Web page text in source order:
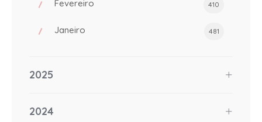
Fevereiro 410
Janeiro 481
2025
2024